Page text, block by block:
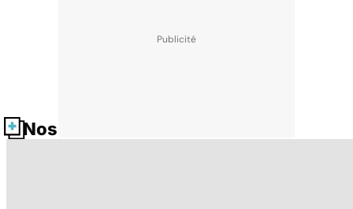
Nos fiches santé